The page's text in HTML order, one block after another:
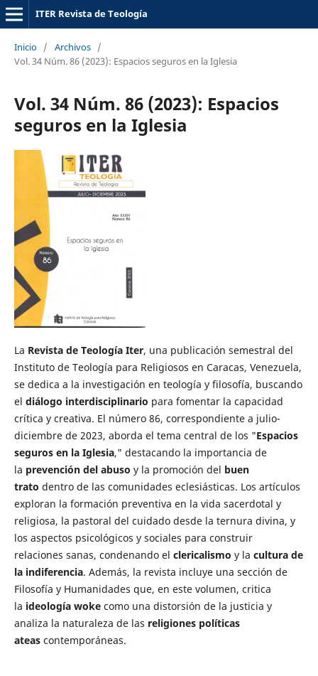
ITER Revista de Teología
Inicio / Archivos /
Vol. 34 Núm. 86 (2023): Espacios seguros en la Iglesia
Vol. 34 Núm. 86 (2023): Espacios
seguros en la Iglesia
La Revista de Teología Iter, una publicación semestral del
Instituto de Teología para Religiosos en Caracas, Venezuela,
se dedica a la investigación en teología y filosofía, buscando
el diálogo interdisciplinario para fomentar la capacidad
crítica y creativa. El número 86, correspondiente a julio-
diciembre de 2023, aborda el tema central de los "Espacios
seguros en la Iglesia," destacando la importancia de
la prevención del abuso y la promoción del buen
trato dentro de las comunidades eclesiásticas. Los artículos
exploran la formación preventiva en la vida sacerdotal y
religiosa, la pastoral del cuidado desde la ternura divina, y
los aspectos psicológicos y sociales para construir
relaciones sanas, condenando el clericalismo y la cultura de
la indiferencia. Además, la revista incluye una sección de
Filosofía y Humanidades que, en este volumen, critica
la ideología wokecomo una distorsión de la justicia y
analiza la naturaleza de las religiones políticas
ateascontemporáneas.